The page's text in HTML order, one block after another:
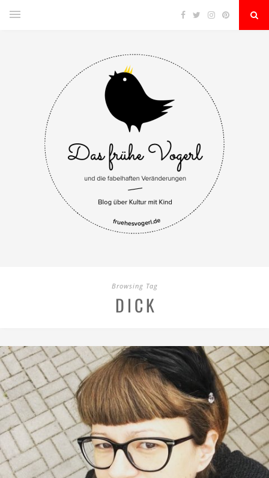
Browsing Tag
DICK